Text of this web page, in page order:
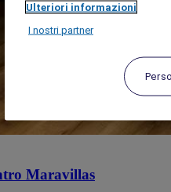
Maravillas
Ulteriori informazioni
I nostri partner